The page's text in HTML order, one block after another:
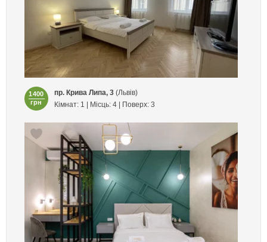
1400
грн
пр. Крива Липа, 3(Львів)
Кімнат: 1 | Місць: 4 | Поверх: 3